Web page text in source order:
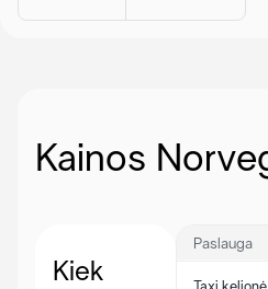
Kainos
Kiek
Paslauga